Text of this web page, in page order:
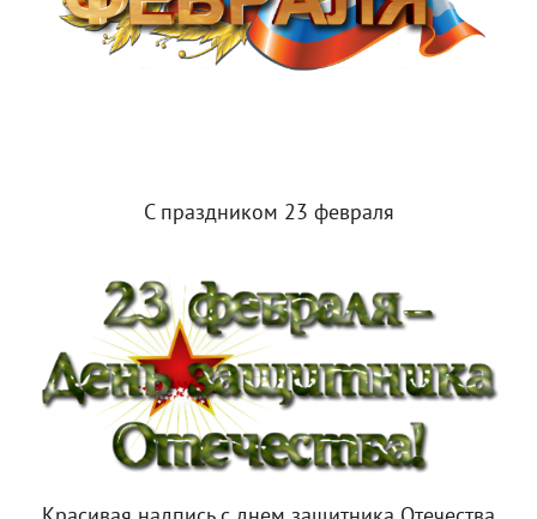
С праздником 23 февраля